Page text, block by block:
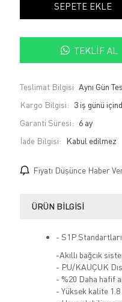
SEPETE EKLE
TEKLIF AL
Teslimat Bilgisi Aynı Gün
Kargo Bilgisi: 3 iş günü
Garanti Süresi: 6 ay
İade Bilgisi:
Fiyatı Düşünce Haber
ÜRÜN BILGISI
- S1P
-Akıllı bağcık
- PU/KAUÇUK
- %20 Daha hafif
- Yüksek kalite